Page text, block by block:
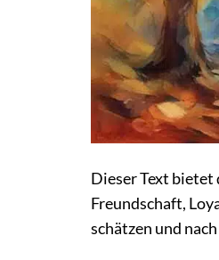
Dieser Text bietet
Freundschaft,
schätzen und